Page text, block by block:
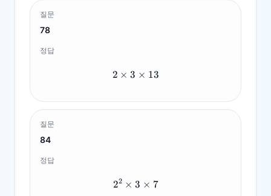
질문
78
정답
2 \times 3 \times 13
2 × 3 × 13
질문
84
정답
2^2 \times 3 \times 7
22 × 3 × 7